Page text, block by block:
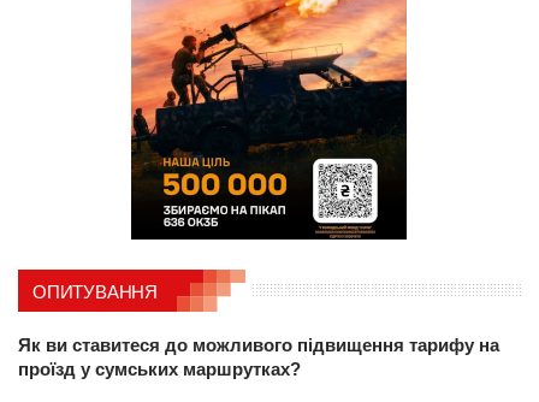
ОПИТУВАННЯ
Як ви ставитеся до можливого підвищення тарифу на
проїзд у сумських маршрутках?